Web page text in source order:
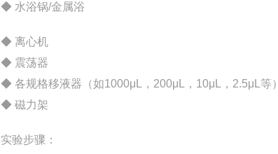
◆ 水浴锅/金属浴
◆ 离心机
◆ 震荡器
◆ 各规格移液器（如1000μL，200μL，10μL，2.5μL等）
◆ 磁力架
实验步骤：